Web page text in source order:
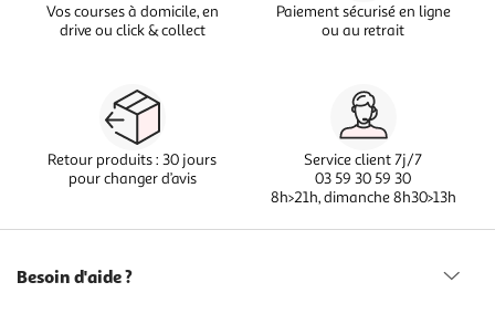
Vos courses à domicile, en
drive ou click & collect
Paiement sécurisé en ligne
ou au retrait
Retour produits : 30 jours
pour changer d’avis
Service client 7j/7
03 59 30 59 30
8h>21h, dimanche 8h30>13h
Besoin d'aide ?